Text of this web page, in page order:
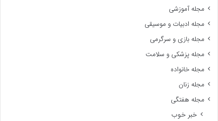
مجله آموزشی
مجله ادبیات و موسیقی
مجله بازی و سرگرمی
مجله پزشکی و سلامت
مجله خانواده
مجله زنان
مجله هفتگی
خبر خوب